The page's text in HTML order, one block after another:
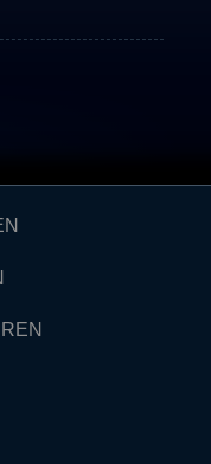
ein, um
oder